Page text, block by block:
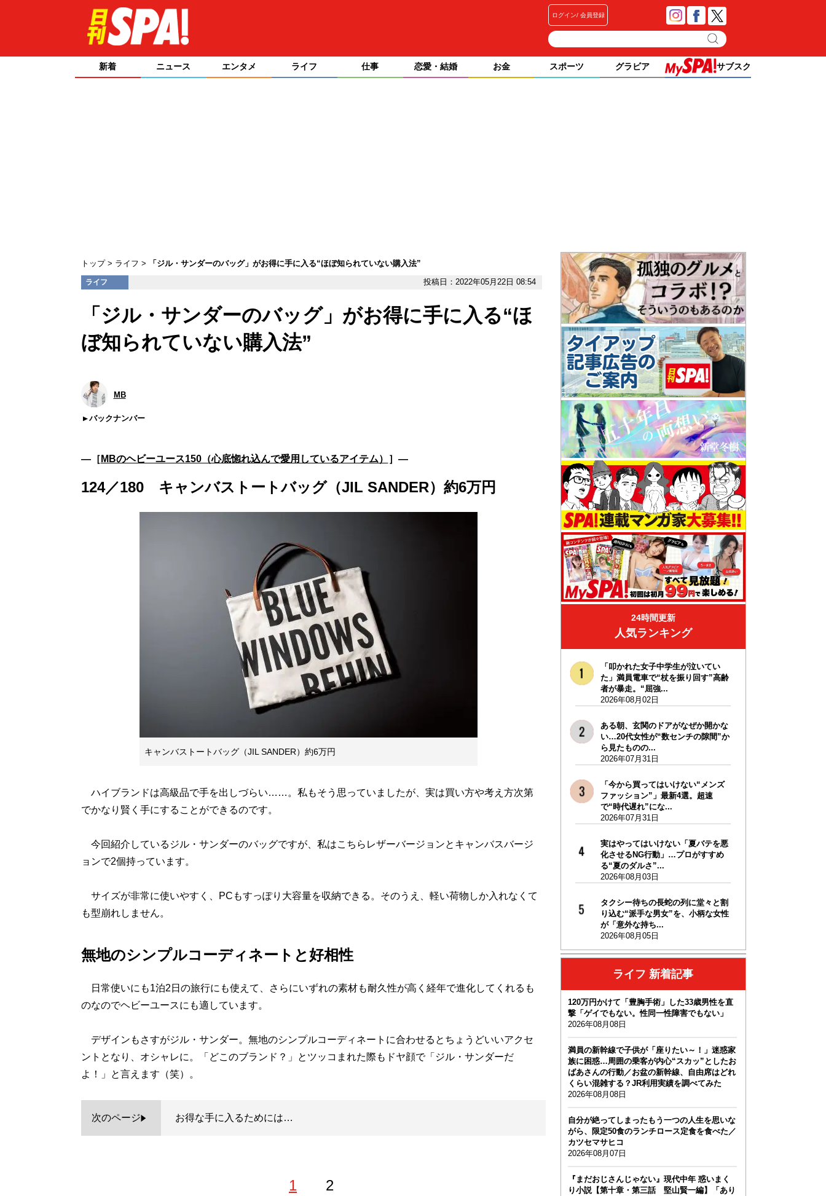
ログイン 会員登録
新着 ニュース エンタメ ライフ 仕事 恋愛・結婚 お金 スポーツ グラビア サブスク
トップ ライフ 「ジル・サンダーのバッグ」がお得に手に入る“ほぼ知られていない購入法”
ライフ 投稿日：2022年05月22日 08:54
「ジル・サンダーのバッグ」がお得に手に入る“ほ
ぼ知られていない購入法”
MB
バックナンバー
―［ MBのヘビーユース150（心底惚れ込んで愛用しているアイテム） ］―
124／180 キャンバストートバッグ（JIL SANDER）約6万円
キャンバストートバッグ（JIL SANDER）約6万円
ハイブランドは高級品で手を出しづらい……。私もそう思っていましたが、実は買い方や考え方次第
でかなり賢く手にすることができるのです。
今回紹介しているジル・サンダーのバッグですが、私はこちらレザーバージョンとキャンバスバージ
ョンで2個持っています。
サイズが非常に使いやすく、PCもすっぽり大容量を収納できる。そのうえ、軽い荷物しか入れなくて
も型崩れしません。
無地のシンプルコーディネートと好相性
日常使いにも1泊2日の旅行にも使えて、さらにいずれの素材も耐久性が高く経年で進化してくれるも
のなのでヘビーユースにも適しています。
デザインもさすがジル・サンダー。無地のシンプルコーディネートに合わせるとちょうどいいアクセ
ントとなり、オシャレに。「どこのブランド？」とツッコまれた際もドヤ顔で「ジル・サンダーだ
よ！」と言えます（笑）。
次のページ お得な手に入るためには…
1 2
24時間更新
人気ランキング
「叩かれた女子中学生が泣いてい
た」満員電車で“杖を振り回す”高齢
者が暴走。“屈強...
2026年08月02日
ある朝、玄関のドアがなぜか開かな
い…20代女性が“数センチの隙間”か
ら見たものの...
2026年07月31日
「今から買ってはいけない“メンズ
ファッション”」最新4選。超速
で“時代遅れ”にな...
2026年07月31日
実はやってはいけない「夏バテを悪
化させるNG行動」…プロがすすめ
る“夏のダルさ”...
2026年08月03日
タクシー待ちの長蛇の列に堂々と割
り込む“派手な男女”を、小柄な女性
が「意外な持ち...
2026年08月05日
ライフ 新着記事
120万円かけて「豊胸手術」した33歳男性を直
撃「ゲイでもない。性同一性障害でもない」
2026年08月08日
満員の新幹線で子供が「座りたい～！」迷惑家
族に困惑…周囲の乗客が内心“スカッ”としたお
ばあさんの行動／お盆の新幹線、自由席はどれ
くらい混雑する？JR利用実績を調べてみた
2026年08月08日
自分が絶ってしまったもう一つの人生を思いな
がら、限定50食のランチロース定食を食べた／
カツセマサヒコ
2026年08月07日
『まだおじさんじゃない』現代中年 惑いまく
り小説【第十章・第三話 堅山賢一編】「あり